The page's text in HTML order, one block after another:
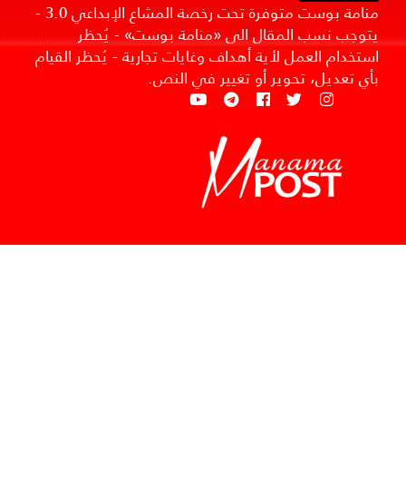
منامة بوست متوفرة تحت رخصة المشاع الإبداعي 3.0 -
يتوجب نسب المقال الى «منامة بوست» - يُحظر
استخدام العمل لأية أهداف وغايات تجارية - يُحظر القيام
بأي تعديل، تحوير أو تغيير في النص.